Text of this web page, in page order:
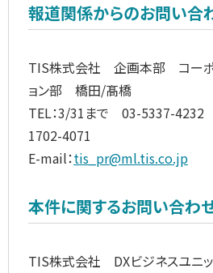
報道関係からのお問い合
TIS株式会社 企画本部 コーポ
ョン部 橋田/髙橋
TEL：3/31まで 03-5337-
1702-4071
E-mail：tis_pr@ml.tis.co.jp
本件に関するお問い合わ
TIS株式会社 DXビジネスユニ